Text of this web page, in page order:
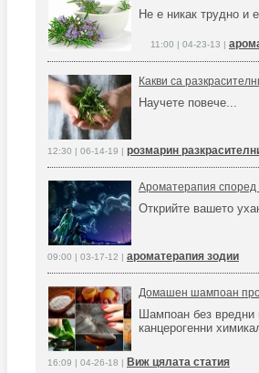
Не е никак трудно и
11:00 | 04-23-13 |
Какви са
Научете повече...
12:30 | 06-14-19 | розмарин
Ароматерапия според
Открийте вашето
09:00 | 03-17-12 | ароматерапия зодии
Домашен шампоан
Шампоан без вредни
канцерогенни
16:09 | 04-26-18 | Виж цялата статия